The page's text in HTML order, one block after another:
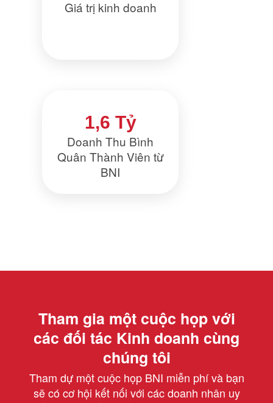
Giá trị kinh doanh
1,6 Tỷ
Doanh Thu Bình
Quân Thành Viên từ
BNI
Tham gia một cuộc họp với
các đối tác Kinh doanh cùng
chúng tôi
Tham dự một cuộc họp BNI miễn phí và bạn
sẽ có cơ hội kết nối với các doanh nhân uy